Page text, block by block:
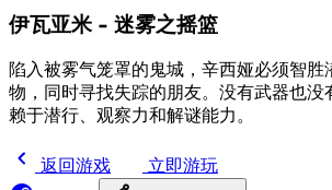
伊瓦亚米 - 迷雾之摇篮
陷入被雾气笼罩的鬼城，辛西娅必须智胜
物，同时寻找失踪的朋友。没有武器也没
赖于潜行、观察力和解谜能力。
返回游戏
立即游玩